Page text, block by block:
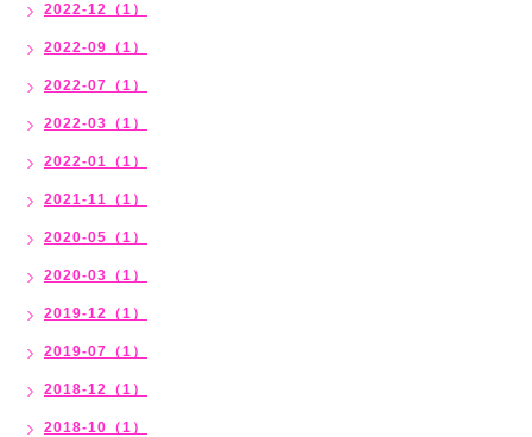
2022-12（1）
2022-09（1）
2022-07（1）
2022-03（1）
2022-01（1）
2021-11（1）
2020-05（1）
2020-03（1）
2019-12（1）
2019-07（1）
2018-12（1）
2018-10（1）